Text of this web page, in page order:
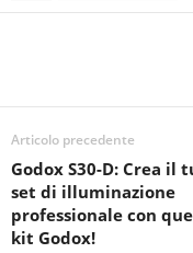
Articolo precedente
Godox S30-D: Crea il
set di illuminazione
professionale con
kit Godox!